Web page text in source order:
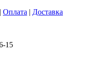
| Оплата | Доставка
15